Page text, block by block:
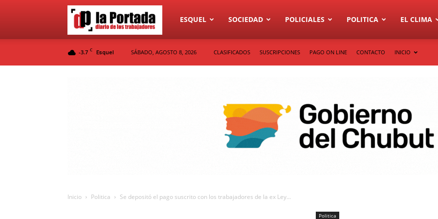
Diario
ESQUEL SOCIEDAD POLICIALES POLITICA EL CLIMA
-3.7 C Esquel SÁBADO, AGOSTO 8, 2026 CLASIFICADOS SUSCRIPCIONES PAGO ON LINE CONTACTO INICIO
Inicio Politica Se depositó el pago suscrito con los trabajadores de la ex Ley...
Politica